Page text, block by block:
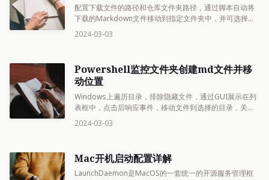
配置下载文件的路径和仓库文件夹路径，通过脚本自动将
下载的Markdown文件移动到指定文件夹中，并可选择手
动或自动保存路径
2024-03-03
Powershell监控文件夹创建md文件并移
动位置
Windows上遍历目录，排除隐藏文件，通过GUI展示在列
表框中，点击后响应事件，移动文件到选择的目录，关闭
窗口的操作，其他程序调用的方法。
2024-03-03
Mac开机启动配置详解
LaunchDaemon是MacOS的一套统一的开源服务管理框